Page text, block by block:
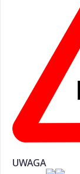
UWAGA